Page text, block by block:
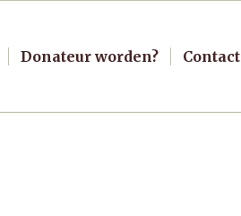
Donateur worden? Contact